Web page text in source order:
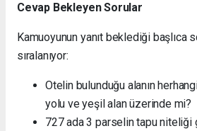
Cevap Bekleyen Sorular
Kamuoyunun yanıt beklediği başlıca
sıralanıyor:
Otelin bulunduğu alanın
yolu ve yeşil alan üzerinde mi?
727 ada 3 parselin tapu niteliği